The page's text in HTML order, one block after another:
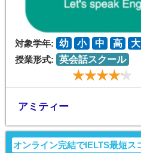
対象学年: 幼 小 中 高
大
授業形式: 英会話スクール
アミティー
オンライン完結でIELTS最短ス